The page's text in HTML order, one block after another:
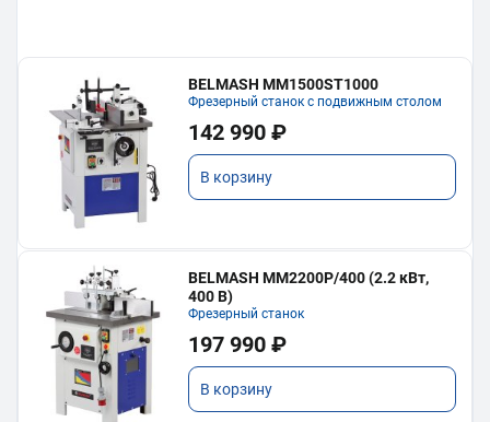
BELMASH MM1500ST1000
Фрезерный станок с подвижным столом
142 990 ₽
В корзину
BELMASH MM2200P/400 (2.2 кВт,
400 В)
Фрезерный станок
197 990 ₽
В корзину